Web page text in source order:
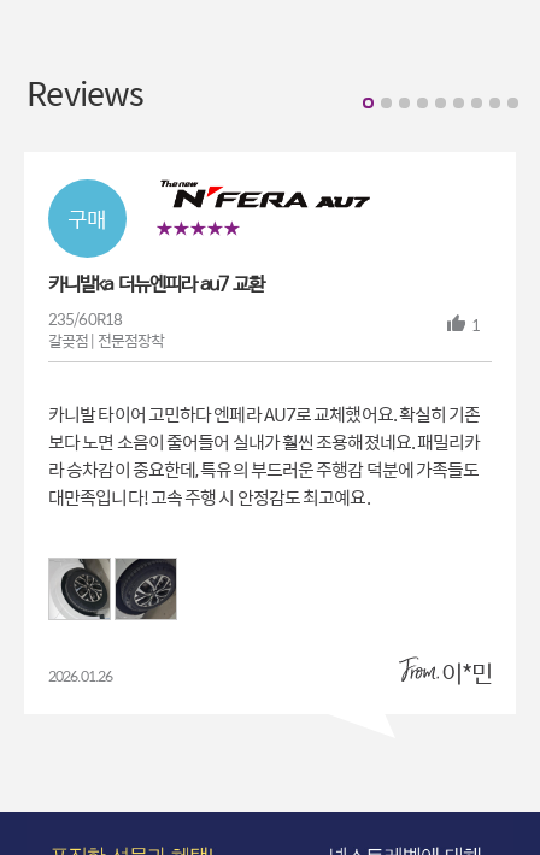
Reviews
카니발ka 더뉴엔피라 au7 교환
1
235/60R18
갈곶점 | 전문점장착
카니발 타이어 고민하다 엔페라 AU7로 교체했어요. 확실히 기존
보다 노면 소음이 줄어들어 실내가 훨씬 조용해졌네요. 패밀리카
라 승차감이 중요한데, 특유의 부드러운 주행감 덕분에 가족들도
대만족입니다! 고속 주행 시 안정감도 최고예요.
2026.01.26 이*민